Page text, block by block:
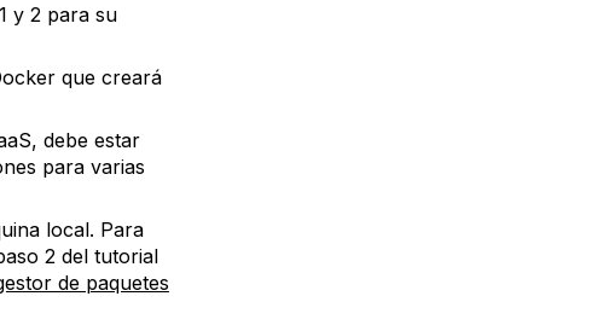
y 2 para su
que creará
debe estar
para varias
local. Para
2 del tutorial
de paquetes